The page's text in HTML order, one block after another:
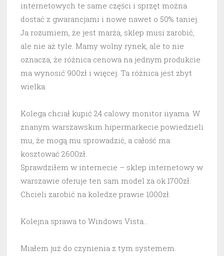
internetowych te same części i sprzęt można
dostać z gwarancjami i nowe nawet o 50% taniej.
Ja rozumiem, że jest marża, sklep musi zarobić,
ale nie aż tyle. Mamy wolny rynek, ale to nie
oznacza, że różnica cenowa na jednym produkcie
ma wynosić 900zł i więcej. Ta różnica jest zbyt
wielka.
Kolega chciał kupić 24 calowy monitor iiyama. W
znanym warszawskim hipermarkecie powiedzieli
mu, że mogą mu sprowadzić, a całość ma
kosztować 2600zł.
Sprawdziłem w internecie – sklep internetowy w
warszawie oferuje ten sam model za ok.1700zł.
Chcieli zarobić na koledze prawie 1000zł.
Kolejna sprawa to Windows Vista…
Miałem już do czynienia z tym systemem.